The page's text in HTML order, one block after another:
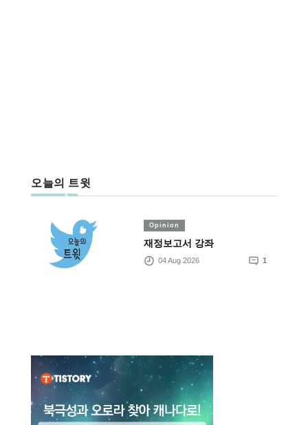
오늘의 트윗
Opinion
재정보고서 강좌
04 Aug 2026 1